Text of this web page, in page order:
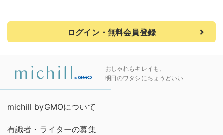
ログイン・無料会員登録
おしゃれもキレイも、
明日のワタシにちょうどいい
michill byGMOについて
有識者・ライターの募集